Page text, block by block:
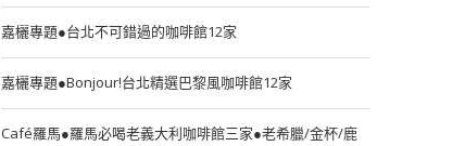
嘉欐專題●台北不可錯過的咖啡館12家
嘉欐專題●Bonjour!台北精選巴黎風咖啡館12家
Café羅馬●羅馬必喝老義大利咖啡館三家●老希臘/金杯/鹿